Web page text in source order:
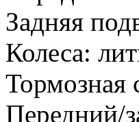
Задняя
Колеса:
Тормозная
Передний/